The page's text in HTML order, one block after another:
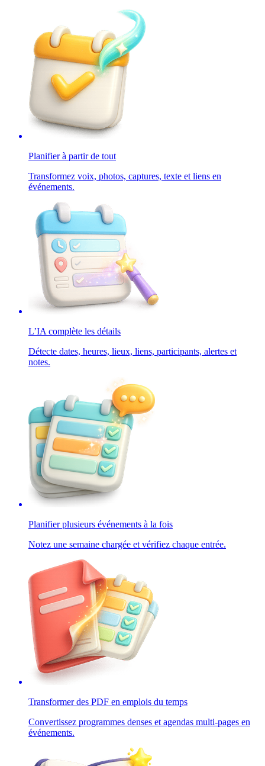
Planifier à partir de tout
Transformez voix, photos, captures, texte et liens en
événements.
L’IA complète les détails
Détecte dates, heures, lieux, liens, participants, alertes et
notes.
Planifier plusieurs événements à la fois
Notez une semaine chargée et vérifiez chaque entrée.
Transformer des PDF en emplois du temps
Convertissez programmes denses et agendas multi-pages en
événements.